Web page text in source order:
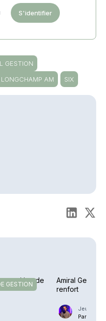
S'identifier
GESTION
AM SIX
GESTION de
Amiral Gestion
renfort
Jeudi 16
Par